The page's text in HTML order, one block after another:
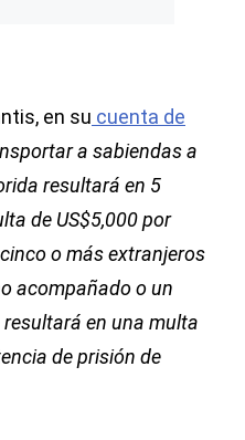
en su cuenta de
a sabiendas a
resultará en 5
de US$5,000 por
o más extranjeros
acompañado o un
en una multa
de prisión de